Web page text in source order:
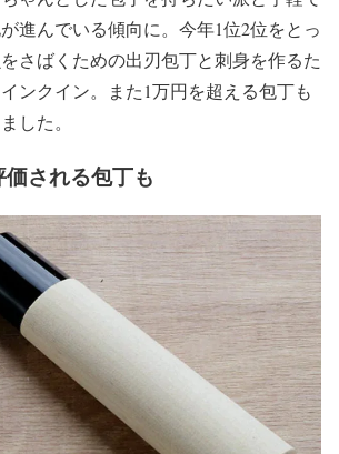
進んでいる傾向に。今年1位2位をとっ
さばくための出刃包丁と刺身を作るた
ンクイン。また1万円を超える包丁も
した。
される包丁も